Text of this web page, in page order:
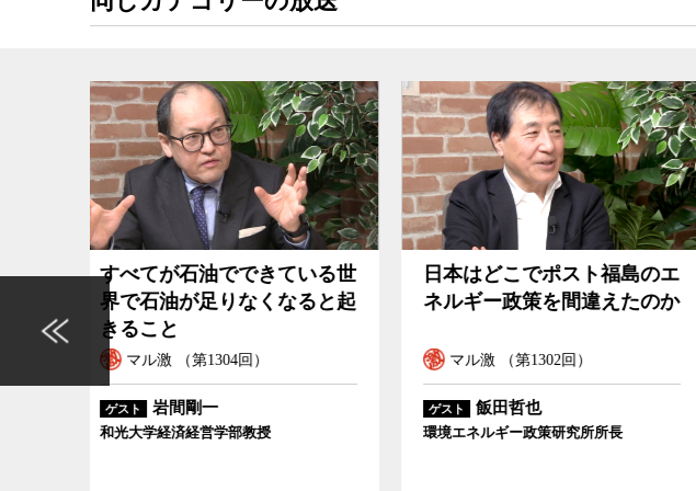
る世
日本はどこでポスト福島のエ
ネルギー政策を間違えたのか
マル激 （第1302回）
ゲスト 飯田哲也
環境エネルギー政策研究所所長
人類は地球温暖化という21世
紀最大の課題に対応する能力
マル激 （第1287回）
ゲスト 江守正多
東京大学未来ビジョン研究センター教授